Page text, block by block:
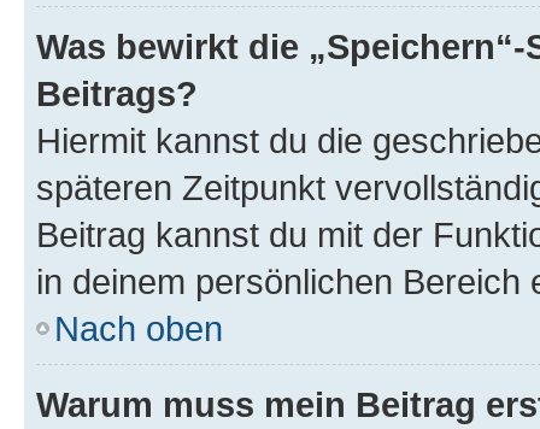
Was bewirkt die
Beitrags?
Hiermit kannst du die
späteren Zeitpunkt
Beitrag kannst du mit der
in deinem persönlichen Bereich
Nach oben
Warum muss mein Beitrag